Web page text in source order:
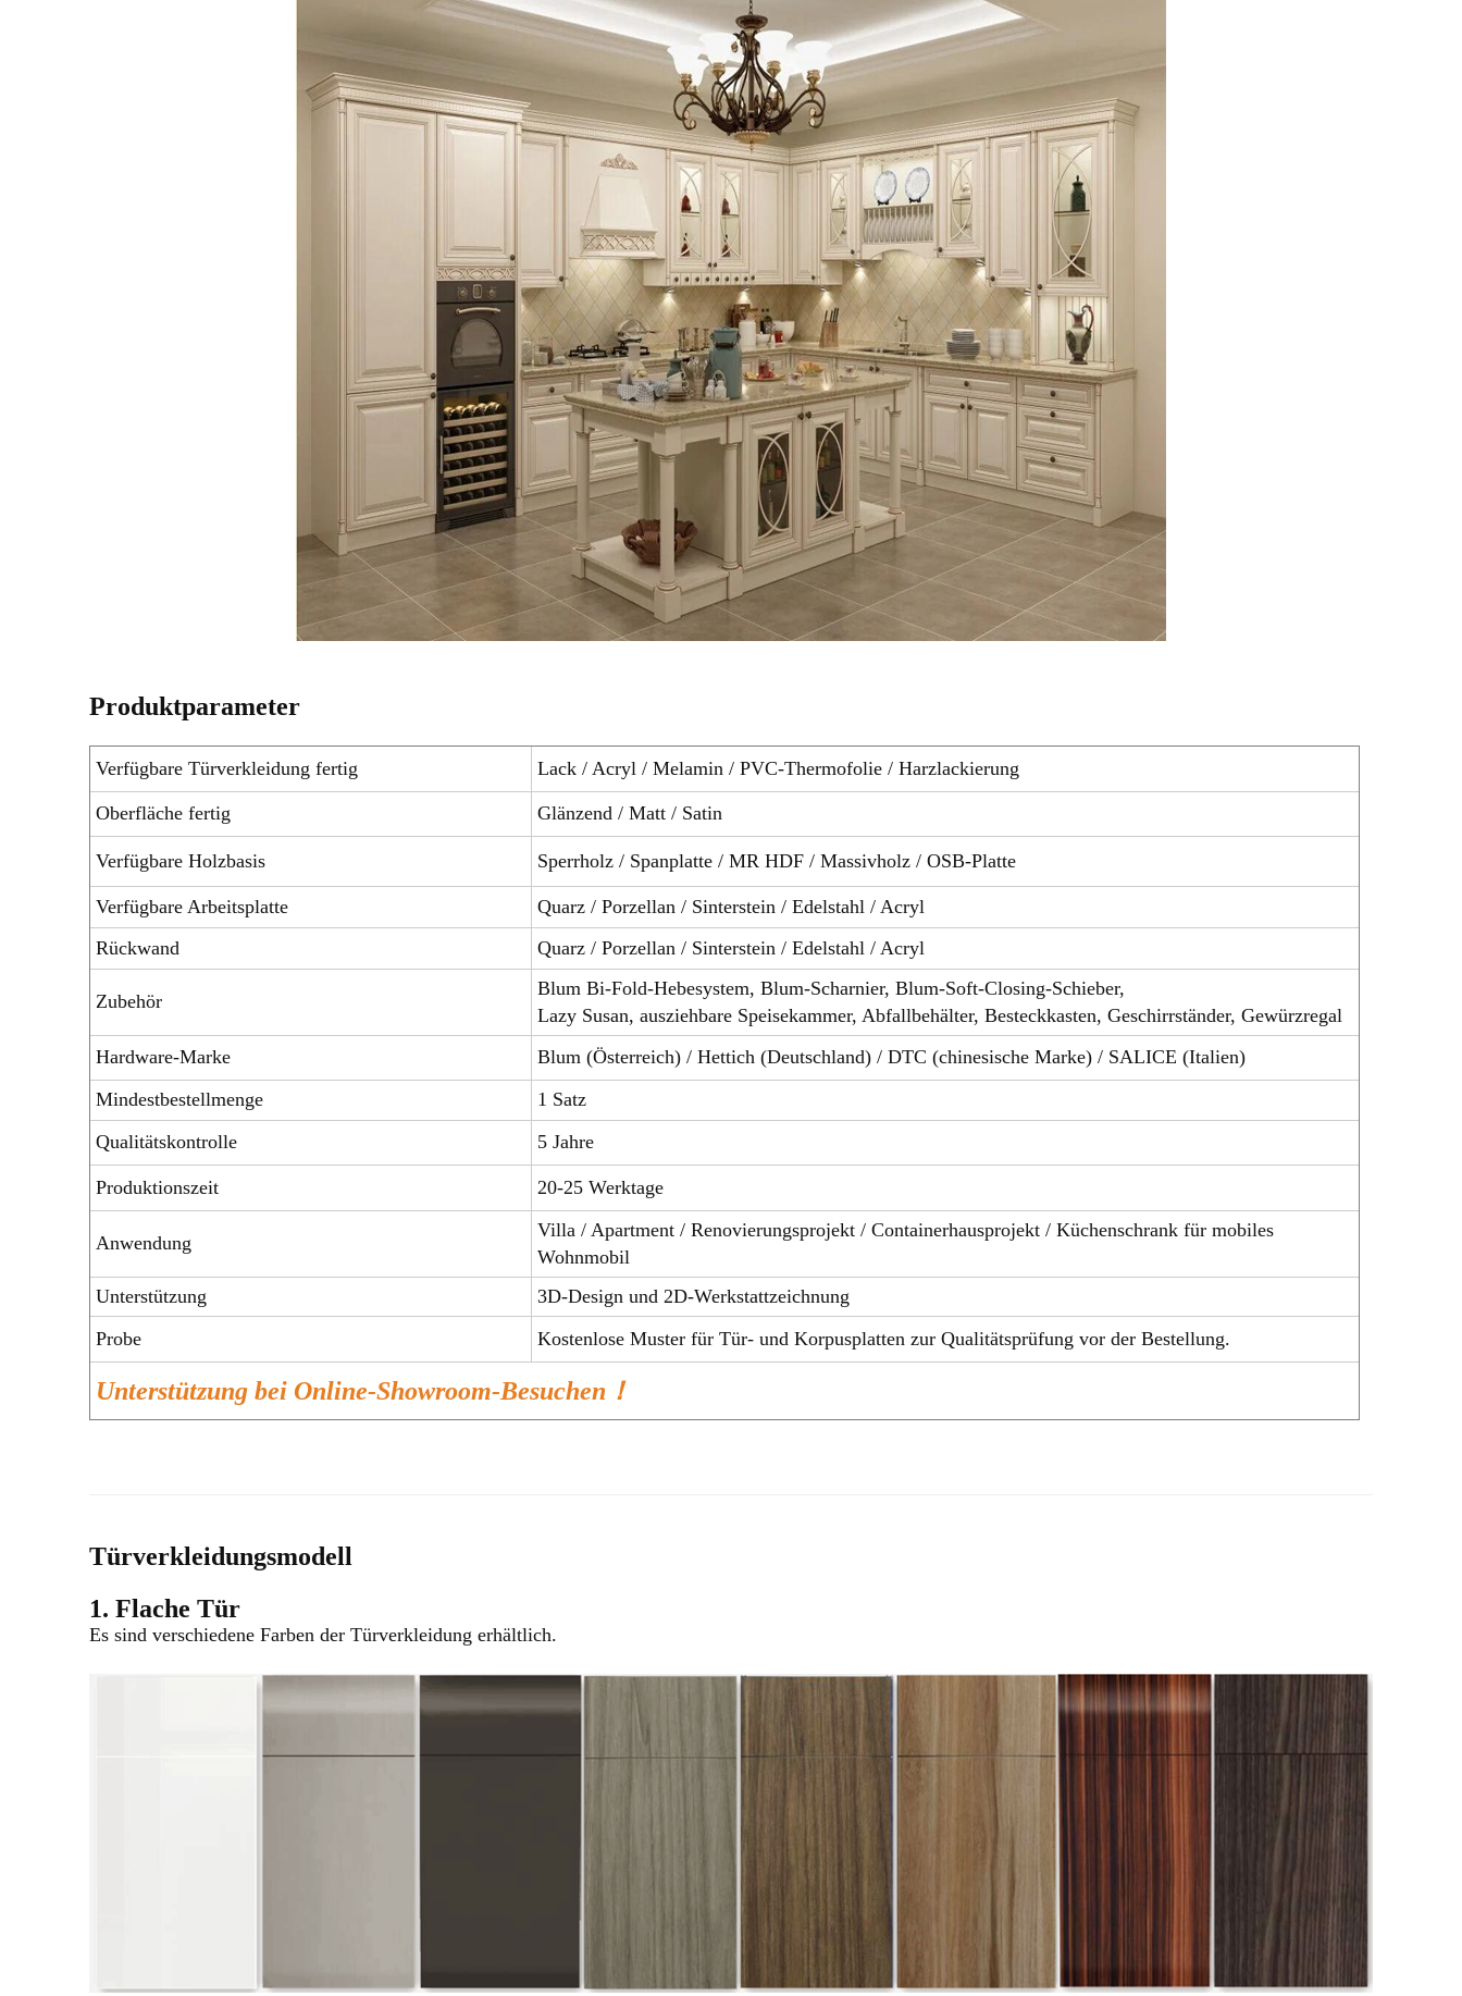
Produktparameter
Verfügbare Türverkleidung fertig Lack / Acryl / Melamin / PVC-Thermofolie / Harzlackierung
Oberfläche fertig Glänzend / Matt / Satin
Verfügbare Holzbasis Sperrholz / Spanplatte / MR HDF / Massivholz / OSB-Platte
Verfügbare Arbeitsplatte
Quarz / Porzellan / Sinterstein / Edelstahl / Acryl
Rückwand
Quarz / Porzellan / Sinterstein / Edelstahl / Acryl
Zubehör
Blum Bi-Fold-Hebesystem, Blum-Scharnier, Blum-Soft-Closing-Schieber,
Lazy Susan, ausziehbare Speisekammer, Abfallbehälter, Besteckkasten, Geschirrständer, Gewürzregal
Hardware-Marke
Blum (Österreich) / Hettich (Deutschland) / DTC (chinesische Marke) / SALICE (Italien)
Mindestbestellmenge
1 Satz
Qualitätskontrolle
5 Jahre
Produktionszeit 20-25 Werktage
Anwendung
Villa / Apartment / Renovierungsprojekt / Containerhausprojekt / Küchenschrank für mobiles
Wohnmobil
Unterstützung
3D-Design und 2D-Werkstattzeichnung
Probe
Kostenlose Muster für Tür- und Korpusplatten zur Qualitätsprüfung vor der Bestellung.
Unterstützung bei Online-Showroom-Besuchen！
Türverkleidungsmodell
1. Flache Tür
Es sind verschiedene Farben der Türverkleidung erhältlich.